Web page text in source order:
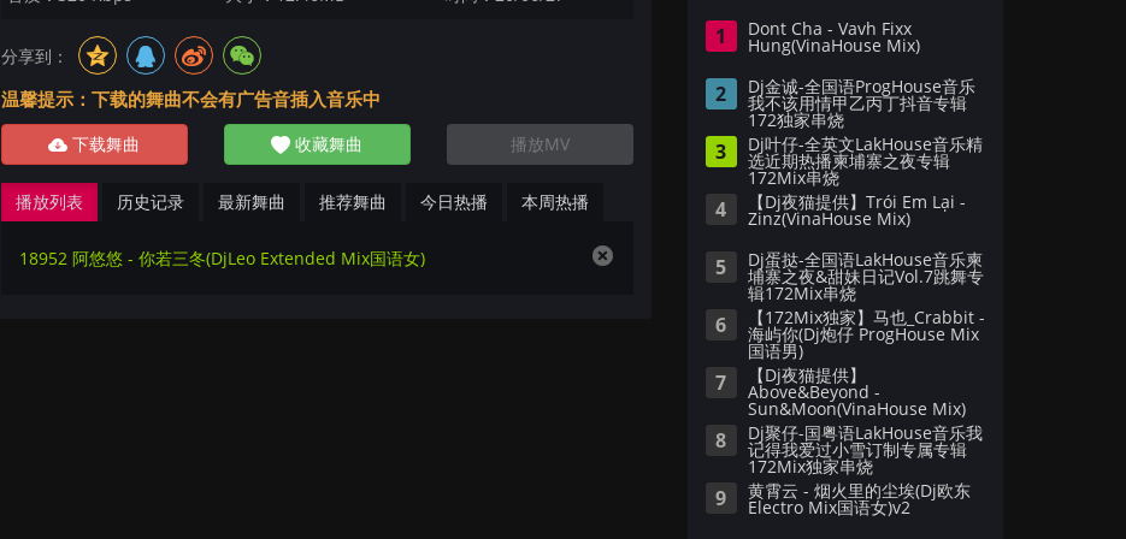
分享到：
温馨提示：下载的舞曲不会有广告音插入音乐中
下载舞曲 收藏舞曲 播放MV
播放列表 历史记录 最新舞曲 推荐舞曲 今日热播 本周热播
18952 阿悠悠 - 你若三冬(DjLeo Extended Mix国语女)
1 Dont Cha - Vavh Fixx
Hung(VinaHouse Mix)
2 Dj金诚-全国语ProgHouse音乐
我不该用情甲乙丙丁抖音专辑
172独家串烧
3 Dj叶仔-全英文LakHouse音乐精
选近期热播柬埔寨之夜专辑
172Mix串烧
4 【Dj夜猫提供】Trói Em Lại -
Zinz(VinaHouse Mix)
5 Dj蛋挞-全国语LakHouse音乐柬
埔寨之夜&甜妹日记Vol.7跳舞专
辑172Mix串烧
6 【172Mix独家】马也_Crabbit -
海屿你(Dj炮仔 ProgHouse Mix
国语男)
7 【Dj夜猫提供】
Above&Beyond -
Sun&Moon(VinaHouse Mix)
8 Dj聚仔-国粤语LakHouse音乐我
记得我爱过小雪订制专属专辑
172Mix独家串烧
9 黄霄云 - 烟火里的尘埃(Dj欧东
Electro Mix国语女)v2